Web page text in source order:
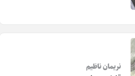
نریمان ناظیم